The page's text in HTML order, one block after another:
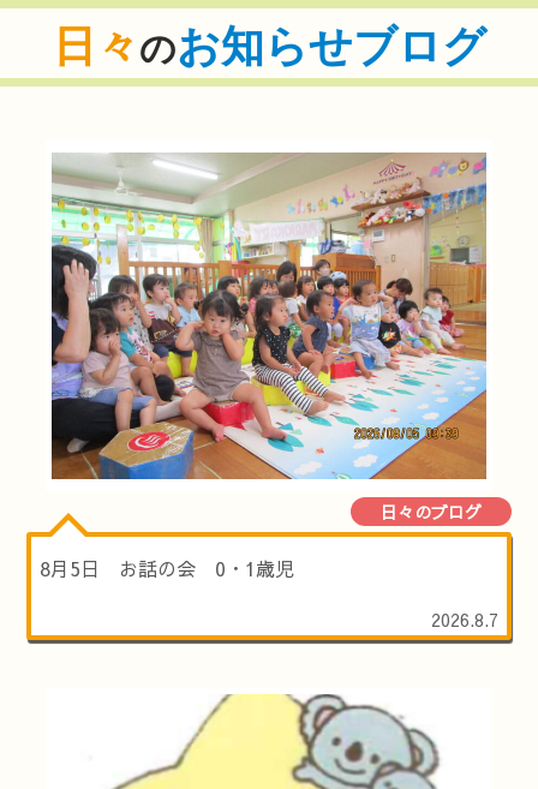
日々 のお知らせブログ
日々のブログ
8月5日 お話の会 0・1歳児
2026.8.7